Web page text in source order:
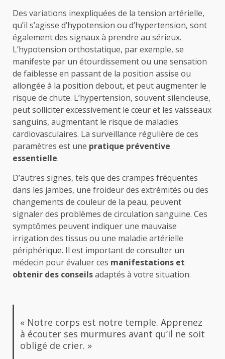
Des variations inexpliquées de la tension artérielle,
qu’il s’agisse d’hypotension ou d’hypertension, sont
également des signaux à prendre au sérieux.
L’hypotension orthostatique, par exemple, se
manifeste par un étourdissement ou une sensation
de faiblesse en passant de la position assise ou
allongée à la position debout, et peut augmenter le
risque de chute. L’hypertension, souvent silencieuse,
peut solliciter excessivement le cœur et les vaisseaux
sanguins, augmentant le risque de maladies
cardiovasculaires. La surveillance régulière de ces
paramètres est une pratique préventive
essentielle.
D’autres signes, tels que des crampes fréquentes
dans les jambes, une froideur des extrémités ou des
changements de couleur de la peau, peuvent
signaler des problèmes de circulation sanguine. Ces
symptômes peuvent indiquer une mauvaise
irrigation des tissus ou une maladie artérielle
périphérique. Il est important de consulter un
médecin pour évaluer ces manifestations et
obtenir des conseilsadaptés à votre situation.
« Notre corps est notre temple. Apprenez
à écouter ses murmures avant qu’il ne soit
obligé de crier. »